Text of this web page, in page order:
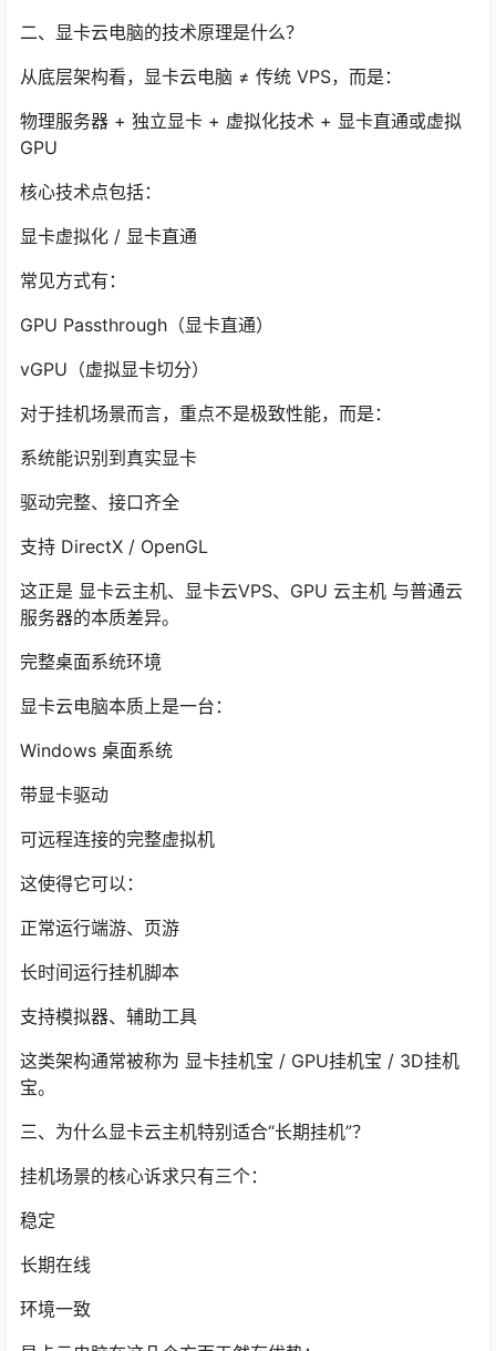
二、显卡云电脑的技术原理是什么？
从底层架构看，显卡云电脑 ≠ 传统 VPS，而是：
物理服务器 + 独立显卡 + 虚拟化技术 + 显卡直通或虚拟
GPU
核心技术点包括：
显卡虚拟化 / 显卡直通
常见方式有：
GPU Passthrough（显卡直通）
vGPU（虚拟显卡切分）
对于挂机场景而言，重点不是极致性能，而是：
系统能识别到真实显卡
驱动完整、接口齐全
支持 DirectX / OpenGL
这正是 显卡云主机、显卡云VPS、GPU 云主机 与普通云
服务器的本质差异。
完整桌面系统环境
显卡云电脑本质上是一台：
Windows 桌面系统
带显卡驱动
可远程连接的完整虚拟机
这使得它可以：
正常运行端游、页游
长时间运行挂机脚本
支持模拟器、辅助工具
这类架构通常被称为 显卡挂机宝 / GPU挂机宝 / 3D挂机
宝。
三、为什么显卡云主机特别适合“长期挂机”？
挂机场景的核心诉求只有三个：
稳定
长期在线
环境一致